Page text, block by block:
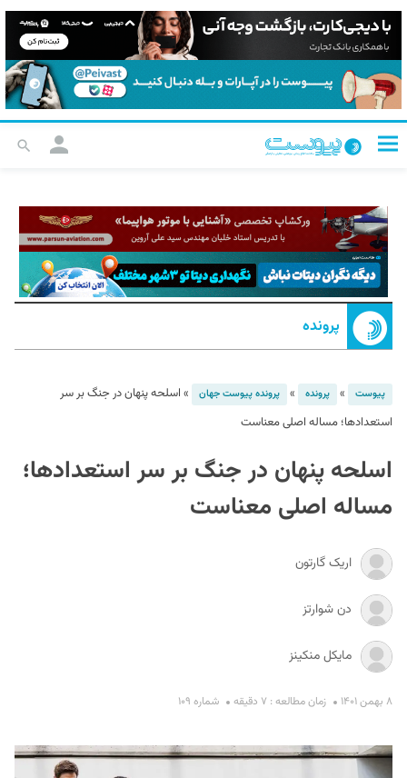
پرونده
پیوست » پرونده » پرونده پیوست جهان » اسلحه پنهان در جنگ بر سر
استعدادها؛‌ مساله اصلی معناست
اسلحه پنهان در جنگ بر سر استعدادها؛‌
مساله اصلی معناست
اریک گارتون
دن شوارتز
مایکل منکینز
۸ بهمن ۱۴۰۱ زمان مطالعه : ۷ دقیقه شماره ۱۰۹